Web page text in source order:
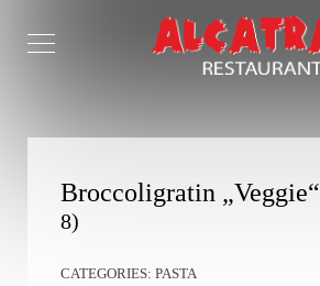
Broccoligratin „Veggie“
8)
CATEGORIES: PASTA